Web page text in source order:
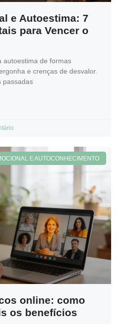
e Autoestima: 7
para Vencer o
autoestima de formas
e crenças de desvalor.
passadas
E AUTOCONHECIMENTO
online: como
os benefícios